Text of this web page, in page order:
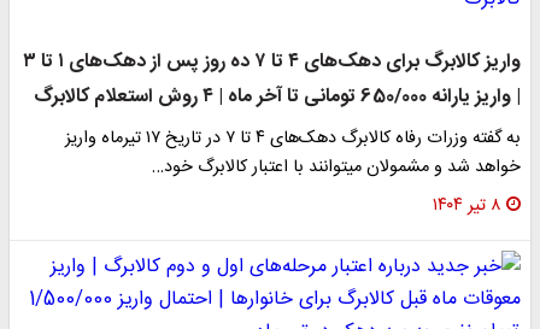
واریز کالابرگ برای دهک‌های ۴ تا ۷ ده روز پس از دهک‌های ۱ تا ۳
| واریز یارانه 650/000 تومانی تا آخر ماه | ۴ روش استعلام کالابرگ
به گفته وزرات رفاه کالابرگ دهک‌های ۴ تا ۷ در تاریخ ۱۷ تیرماه واریز
خواهد شد و مشمولان میتوانند با اعتبار کالابرگ خود…
۸ تیر ۱۴۰۴